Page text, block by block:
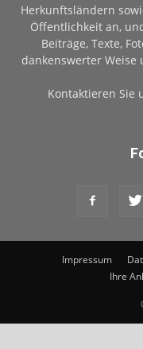
Herkunftsländern
Öffentlichkeit an,
Beiträge, Texte,
dankenswerter
Kontaktieren Sie
Impressum
Ihre